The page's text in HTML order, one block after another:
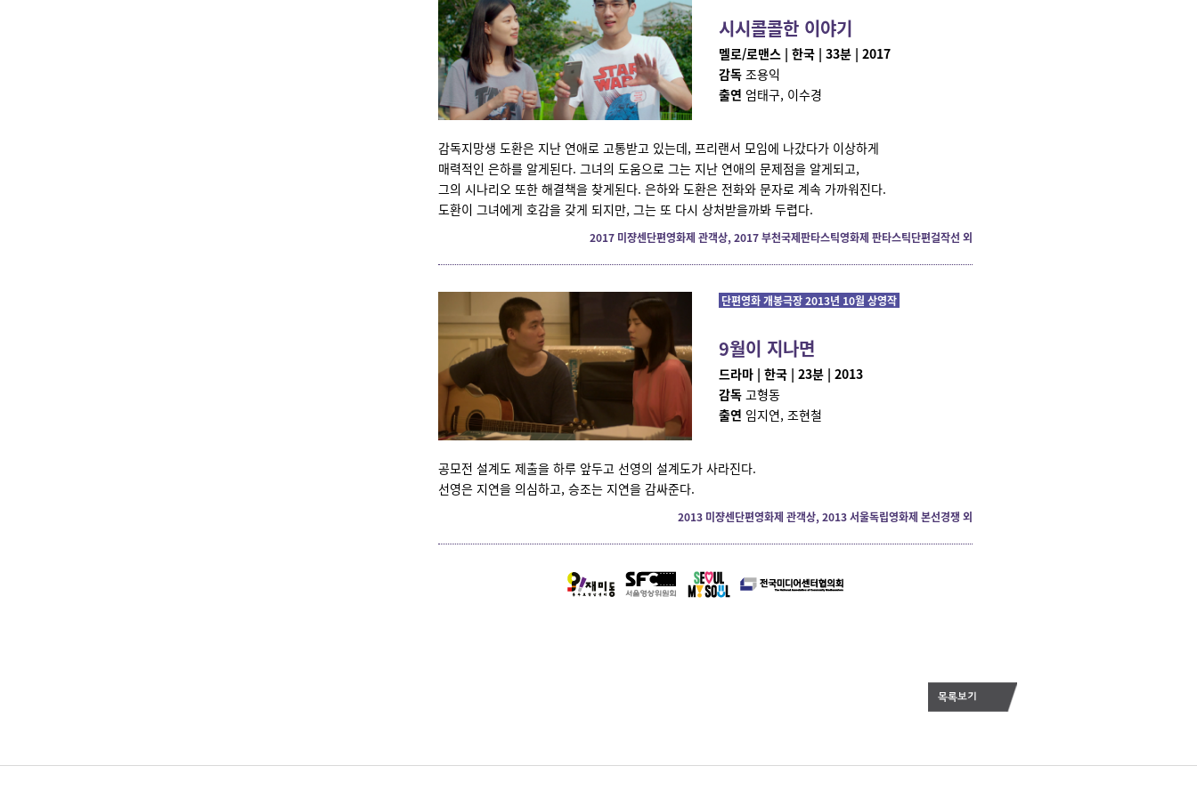
시시콜콜한 이야기
멜로/로맨스 | 한국 | 33분 | 2017
감독 조용익
출연 엄태구, 이수경
감독지망생 도환은 지난 연애로 고통받고 있는데, 프리랜서 모임에 나갔다가 이상하게
매력적인 은하를 알게된다. 그녀의 도움으로 그는 지난 연애의 문제점을 알게되고,
그의 시나리오 또한 해결책을 찾게된다. 은하와 도환은 전화와 문자로 계속 가까워진다.
도환이 그녀에게 호감을 갖게 되지만, 그는 또 다시 상처받을까봐 두렵다.
2017 미쟝센단편영화제 관객상, 2017 부천국제판타스틱영화제 판타스틱단편걸작선 외
단편영화 개봉극장 2013년 10월 상영작
9월이 지나면
드라마 | 한국 | 23분 | 2013
감독 고형동
출연 임지연, 조현철
공모전 설계도 제출을 하루 앞두고 선영의 설계도가 사라진다.
선영은 지연을 의심하고, 승조는 지연을 감싸준다.
2013 미쟝센단편영화제 관객상, 2013 서울독립영화제 본선경쟁 외